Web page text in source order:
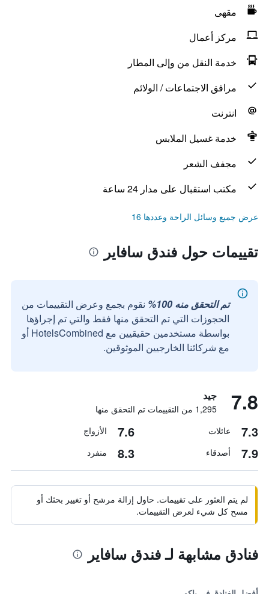
مقهى
مركز أعمال
خدمة النقل من وإلى المطار
مرافق الاجتماعات / الولائم
انترنت
خدمة غسيل الملابس
مجفف الشعر
مكتب استقبال على مدار 24 ساعة
عرض جميع وسائل الراحة وعددها 16
تقييمات حول فندق سافاير
تم التحقق منه 100%
نقوم بجمع وعرض التقييمات من
الحجوزات التي تم التحقق منها فقط والتي تم إجراؤها
بواسطة مستخدمين حقيقيين مع HotelsCombined أو
مع شركائنا الخارجيين الموثوقين.
7.8 جيد
1,295 من التقييمات تم التحقق منها
7.3 عائلات 7.6 الأزواج
7.9 أصدقاء 8.3 منفرد
لم يتم العثور على تقييمات. حاول إزالة مرشح أو تغيير بحثك أو
مسح كل شيء لعرض التقييمات.
فنادق مشابهة لـ فندق سافاير